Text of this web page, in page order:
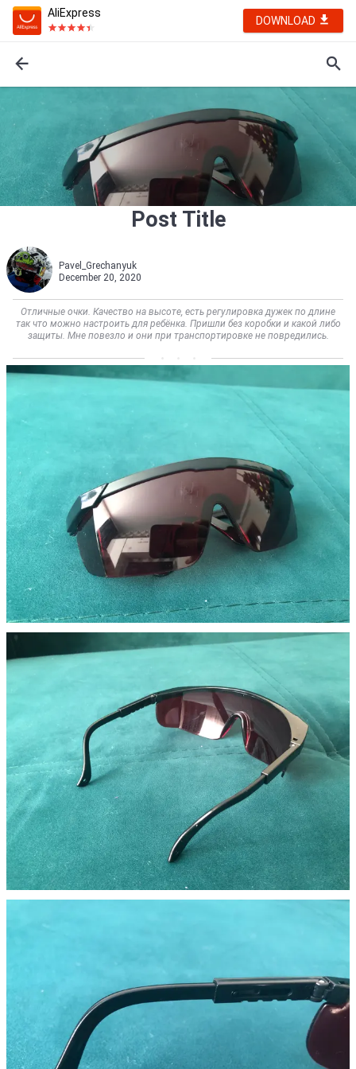
AliExpress
DOWNLOAD
Post Title
Pavel_Grechanyuk
December 20, 2020
Отличные очки. Качество на высоте, есть регулировка дужек по длине
так что можно настроить для ребёнка. Пришли без коробки и какой либо
защиты. Мне повезло и они при транспортировке не повредились.